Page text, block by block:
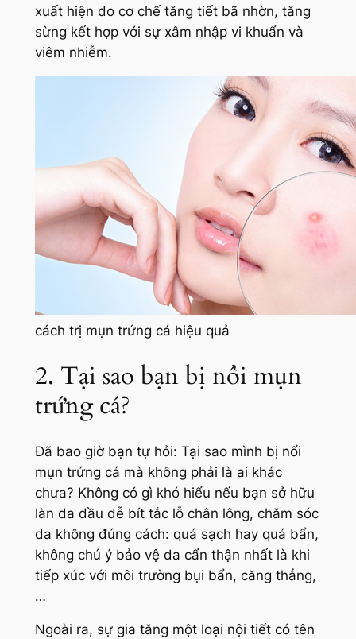
xuất hiện do cơ chế tăng tiết bã nhờn, tăng
sừng kết hợp với sự xâm nhập vi khuẩn và
viêm nhiễm.
cách trị mụn trứng cá hiệu quả
2. Tại sao bạn bị nổi mụn
trứng cá?
Đã bao giờ bạn tự hỏi: Tại sao mình bị nổi
mụn trứng cá mà không phải là ai khác
chưa? Không có gì khó hiểu nếu bạn sở hữu
làn da dầu dễ bít tắc lỗ chân lông, chăm sóc
da không đúng cách: quá sạch hay quá bẩn,
không chú ý bảo vệ da cẩn thận nhất là khi
tiếp xúc với môi trường bụi bẩn, căng thẳng,
…
Ngoài ra, sự gia tăng một loại nội tiết có tên